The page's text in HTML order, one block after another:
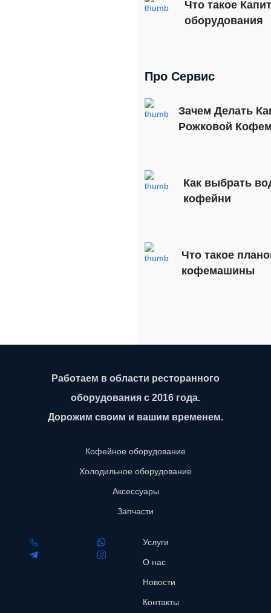
Что такое
оборудования
Про Сервис
Зачем Делать
Рожковой
Как выбрать
кофейни
Что такое
кофемашины
Работаем в области ресторанного
оборудования с 2016 года.
Дорожим своим и вашим временем.
Кофейное оборудование
Холодильное оборудование
Аксессуары
Запчасти
Услуги
О нас
Новости
Контакты